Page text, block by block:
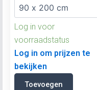
Log in voor
voorraadstatus
Log in om prijzen te
bekijken
Toevoegen